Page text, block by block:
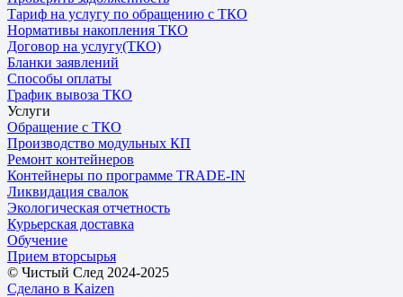
Тариф на услугу по обращению с ТКО
Нормативы накопления ТКО
Договор на услугу(ТКО)
Бланки заявлений
Способы оплаты
График вывоза ТКО
Услуги
Обращение с ТКО
Производство модульных КП
Ремонт контейнеров
Контейнеры по программе TRADE-IN
Ликвидация свалок
Экологическая отчетность
Курьерская доставка
Обучение
Прием вторсырья
© Чистый След 2024-2025
Сделано в Kaizen